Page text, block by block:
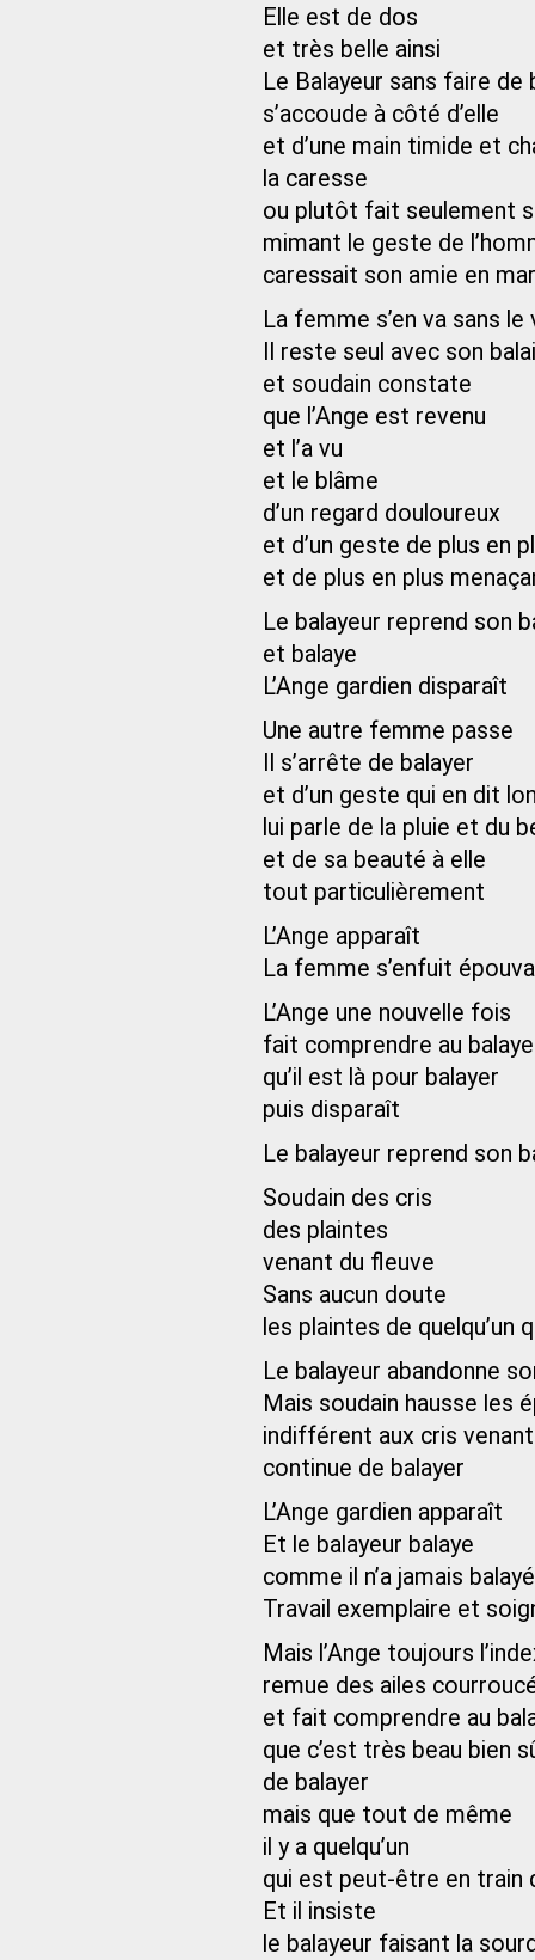
Elle est de dos
et très belle ainsi
Le Balayeur sans faire de
s’accoude à côté d’elle
et d’une main timide et
la caresse
ou plutôt fait seulement
mimant le geste de
caressait son amie en
La femme s’en va sans le
Il reste seul avec son balai
et soudain constate
que l’Ange est revenu
et l’a vu
et le blâme
d’un regard douloureux
et d’un geste de plus en
et de plus en plus
Le balayeur reprend son
et balaye
L’Ange gardien disparaît
Une autre femme passe
Il s’arrête de balayer
et d’un geste qui en dit
lui parle de la pluie et du
et de sa beauté à elle
tout particulièrement
L’Ange apparaît
La femme s’enfuit
L’Ange une nouvelle fois
fait comprendre au
qu’il est là pour balayer
puis disparaît
Le balayeur reprend son
Soudain des cris
des plaintes
venant du fleuve
Sans aucun doute
les plaintes de quelqu’un
Le balayeur abandonne
Mais soudain hausse les
indifférent aux cris
continue de balayer
L’Ange gardien apparaît
Et le balayeur balaye
comme il n’a jamais balayé
Travail exemplaire et
Mais l’Ange toujours
remue des ailes
et fait comprendre au
que c’est très beau bien
de balayer
mais que tout de même
il y a quelqu’un
qui est peut-être en train
Et il insiste
le balayeur faisant la